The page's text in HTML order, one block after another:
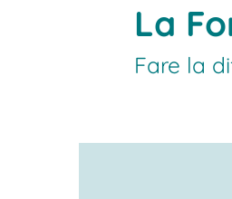
La
Fare la